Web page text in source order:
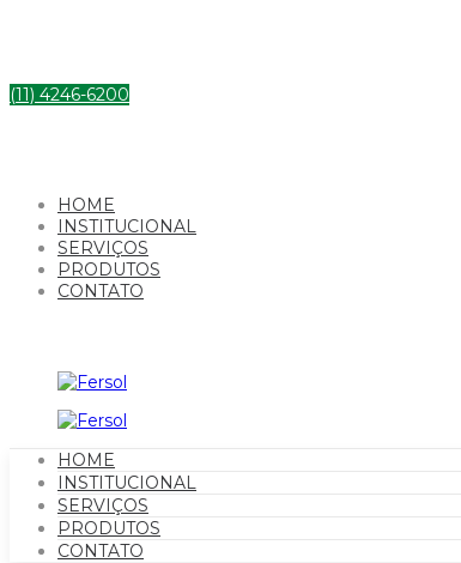
Fersol
(11) 4246-6200
HOME
INSTITUCIONAL
SERVIÇOS
PRODUTOS
CONTATO
HOME
INSTITUCIONAL
SERVIÇOS
PRODUTOS
CONTATO